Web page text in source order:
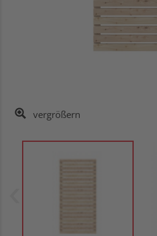
vergrößern